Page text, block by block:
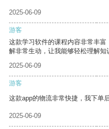
2025-06-09
游客
这款学习软件的课程内容非常丰
解非常生动，让我能够轻松理解知
2025-06-09
游客
这款app的物流非常快捷，我下单
2025-06-09